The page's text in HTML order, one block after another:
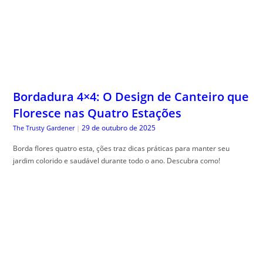
Bordadura 4×4: O Design de Canteiro que
Floresce nas Quatro Estações
The Trusty Gardener | 29 de outubro de 2025
Borda flores quatro esta, ções traz dicas práticas para manter seu
jardim colorido e saudável durante todo o ano. Descubra como!